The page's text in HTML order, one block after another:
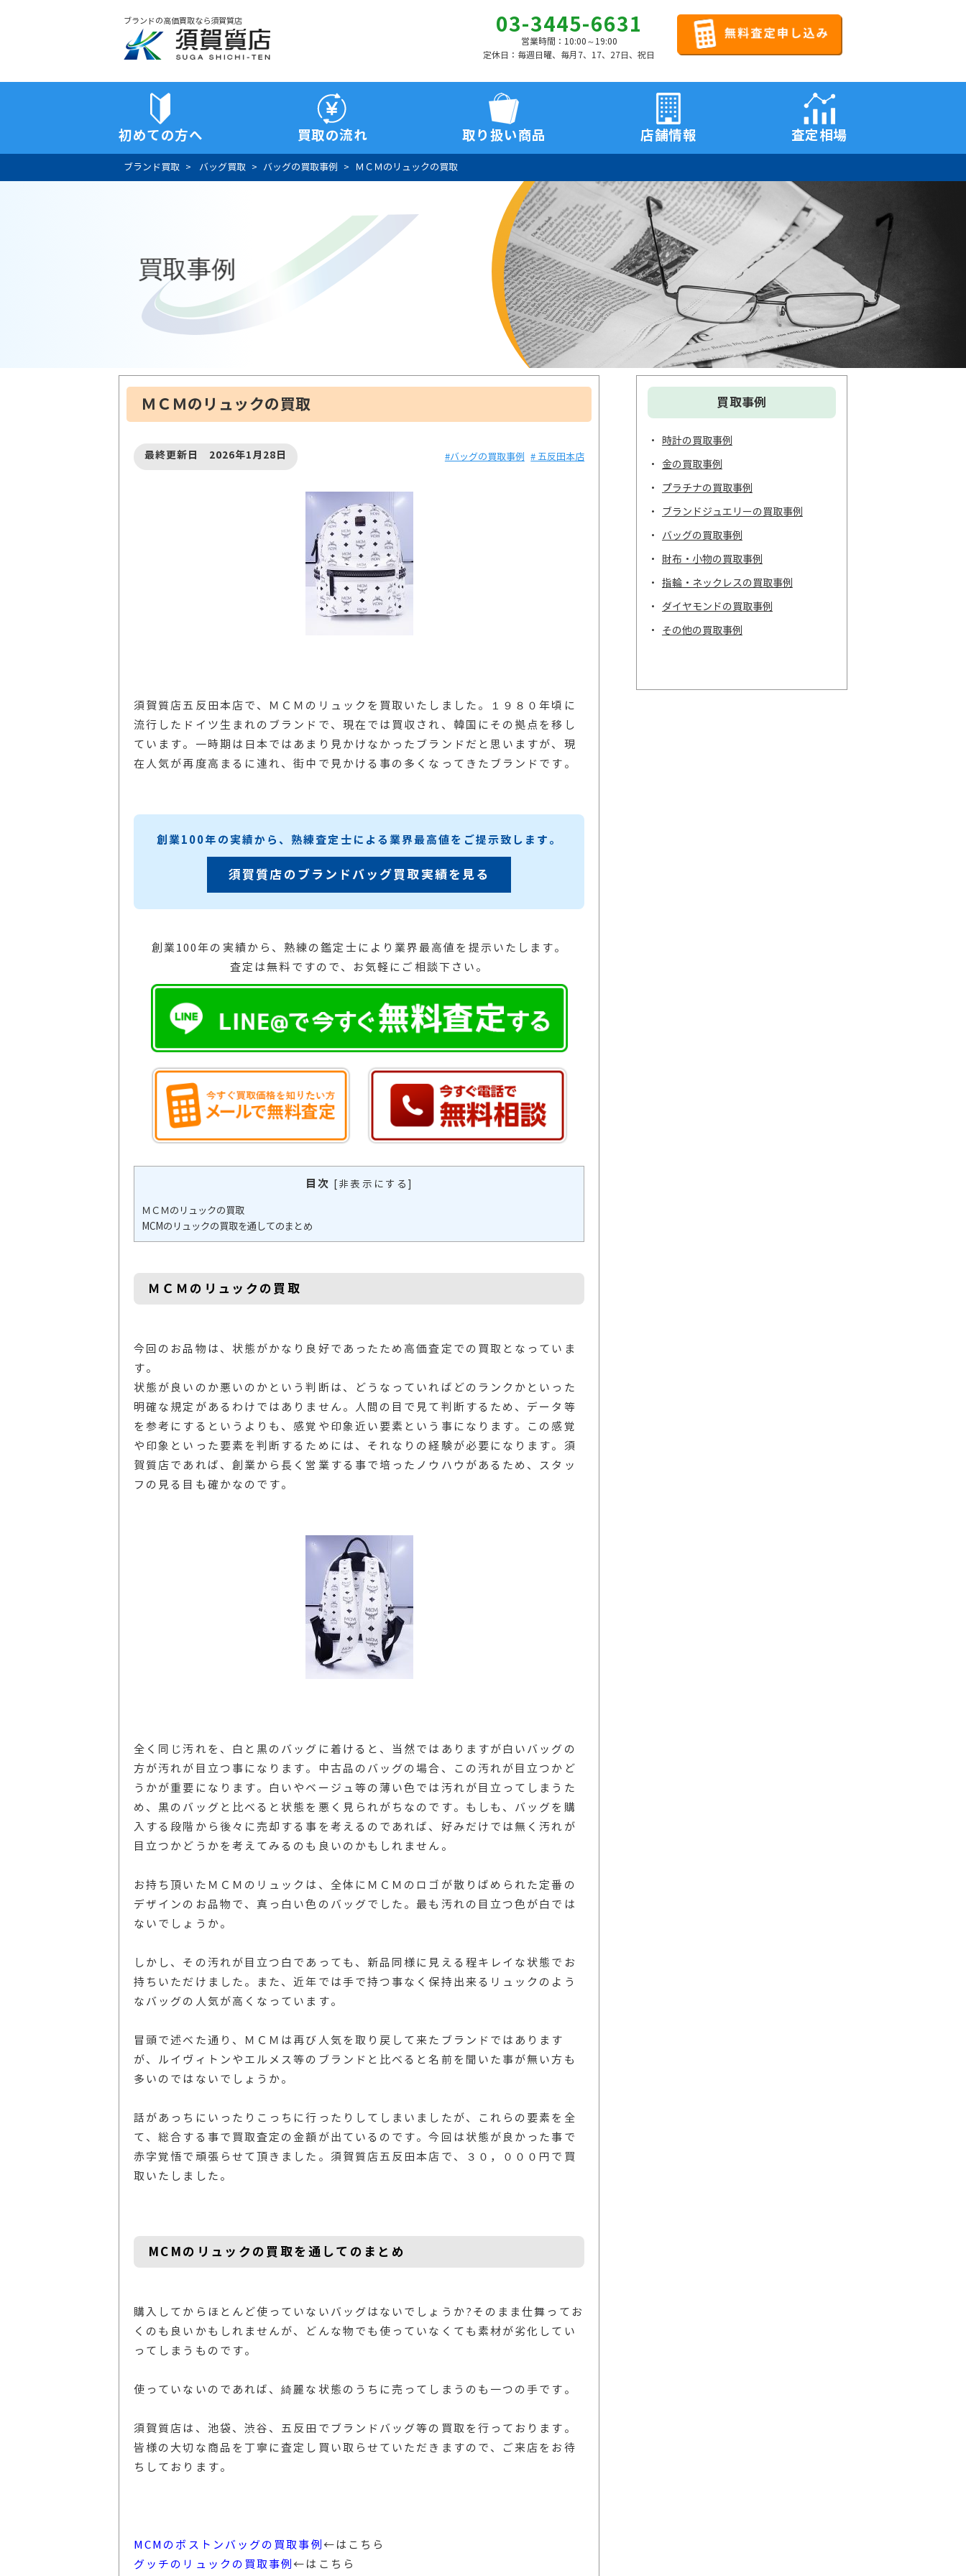
ブランドの高価買取なら須賀質店
03-3445-6631
営業時間：10:00～19:00
定休日：毎週日曜、毎月7、17、27日、祝日
初めての方へ 買取の流れ 取り扱い商品 店舗情報 査定相場
ブランド買取 バッグ買取 バッグの買取事例 ＭＣＭのリュックの買取
買取事例
ＭＣＭのリュックの買取
最終更新日 2026年1月28日 #バッグの買取事例 # 五反田本店
須賀質店五反田本店で、ＭＣＭのリュックを買取いたしました。１９８０年頃に
流行したドイツ生まれのブランドで、現在では買収され、韓国にその拠点を移し
ています。一時期は日本ではあまり見かけなかったブランドだと思いますが、現
在人気が再度高まるに連れ、街中で見かける事の多くなってきたブランドです。
創業100年の実績から、熟練査定士による業界最高値をご提示致します。
須賀質店のブランドバッグ買取実績を見る
創業100年の実績から、熟練の鑑定士により業界最高値を提示いたします。
査定は無料ですので、お気軽にご相談下さい。
目次 [非表示にする ]
ＭＣＭのリュックの買取
MCMのリュックの買取を通してのまとめ
ＭＣＭのリュックの買取
今回のお品物は、状態がかなり良好であったため高価査定での買取となっていま
す。
状態が良いのか悪いのかという判断は、どうなっていればどのランクかといった
明確な規定があるわけではありません。人間の目で見て判断するため、データ等
を参考にするというよりも、感覚や印象近い要素という事になります。この感覚
や印象といった要素を判断するためには、それなりの経験が必要になります。須
賀質店であれば、創業から長く営業する事で培ったノウハウがあるため、スタッ
フの見る目も確かなのです。
全く同じ汚れを、白と黒のバッグに着けると、当然ではありますが白いバッグの
方が汚れが目立つ事になります。中古品のバッグの場合、この汚れが目立つかど
うかが重要になります。白いやベージュ等の薄い色では汚れが目立ってしまうた
め、黒のバッグと比べると状態を悪く見られがちなのです。もしも、バッグを購
入する段階から後々に売却する事を考えるのであれば、好みだけでは無く汚れが
目立つかどうかを考えてみるのも良いのかもしれません。
お持ち頂いたＭＣＭのリュックは、全体にＭＣＭのロゴが散りばめられた定番の
デザインのお品物で、真っ白い色のバッグでした。最も汚れの目立つ色が白では
ないでしょうか。
しかし、その汚れが目立つ白であっても、新品同様に見える程キレイな状態でお
持ちいただけました。また、近年では手で持つ事なく保持出来るリュックのよう
なバッグの人気が高くなっています。
冒頭で述べた通り、ＭＣＭは再び人気を取り戻して来たブランドではあります
が、ルイヴィトンやエルメス等のブランドと比べると名前を聞いた事が無い方も
多いのではないでしょうか。
話があっちにいったりこっちに行ったりしてしまいましたが、これらの要素を全
て、総合する事で買取査定の金額が出ているのです。今回は状態が良かった事で
赤字覚悟で頑張らせて頂きました。須賀質店五反田本店で、３０，０００円で買
取いたしました。
MCMのリュックの買取を通してのまとめ
購入してからほとんど使っていないバッグはないでしょうか?そのまま仕舞ってお
くのも良いかもしれませんが、どんな物でも使っていなくても素材が劣化してい
ってしまうものです。
使っていないのであれば、綺麗な状態のうちに売ってしまうのも一つの手です。
須賀質店は、池袋、渋谷、五反田でブランドバッグ等の買取を行っております。
皆様の大切な商品を丁寧に査定し買い取らせていただきますので、ご来店をお待
ちしております。
MCMのボストンバッグの買取事例 ←はこちら
グッチのリュックの買取事例←はこちら
買取事例
時計の買取事例
金の買取事例
プラチナの買取事例
ブランドジュエリーの買取事例
バッグの買取事例
財布・小物の買取事例
指輪・ネックレスの買取事例
ダイヤモンドの買取事例
その他の買取事例